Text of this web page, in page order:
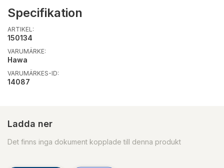
Specifikation
ARTIKEL:
150134
VARUMÄRKE:
Hawa
VARUMÄRKES-ID:
14087
Ladda ner
Det finns inga dokument kopplade till denna produkt